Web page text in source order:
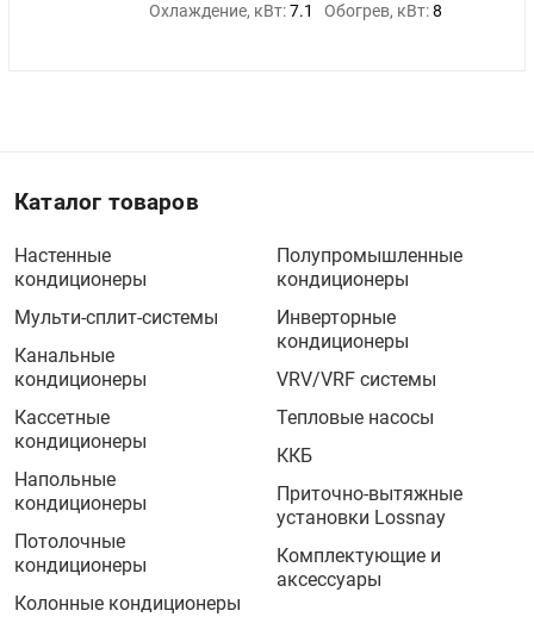
Охлаждение, кВт:7.1 Обогрев, кВт:8
Каталог товаров
Настенные
кондиционеры
Мульти-сплит-системы
Канальные
кондиционеры
Кассетные
кондиционеры
Напольные
кондиционеры
Потолочные
кондиционеры
Колонные кондиционеры
Полупромышленные
кондиционеры
Инверторные
кондиционеры
VRV/VRF системы
Тепловые насосы
ККБ
Приточно-вытяжные
установки Lossnay
Комплектующие и
аксессуары